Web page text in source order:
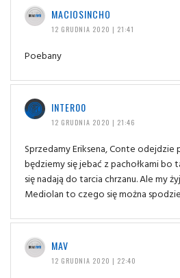
MACIOSINCHO
12 GRUDNIA 2020 | 21:41
Poebany
INTER00
12 GRUDNIA 2020 | 21:46
Sprzedamy Eriksena, Conte odejdzie
będziemy się jebać z pachołkami bo
się nadają do tarcia chrzanu. Ale my
Mediolan to czego się można
MAV
12 GRUDNIA 2020 | 22:40